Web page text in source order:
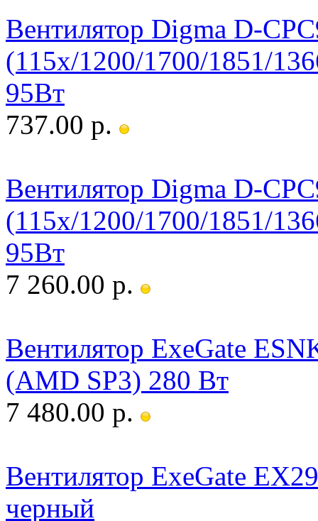
Вентилятор Digma D-
(115x/1200/1700/1851/
95Вт
737.00 р.
Вентилятор Digma D-
(115x/1200/1700/1851/
95Вт
7 260.00 р.
Вентилятор ExeGate
(AMD SP3) 280 Вт
7 480.00 р.
Вентилятор ExeGate
черный